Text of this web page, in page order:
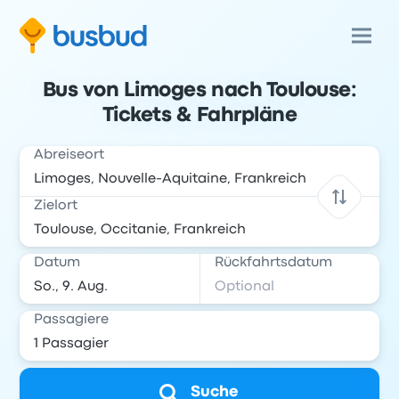
Bus von Limoges nach Toulouse:
Tickets & Fahrpläne
Abreiseort
Zielort
Datum Rückfahrtsdatum
Passagiere
Suche